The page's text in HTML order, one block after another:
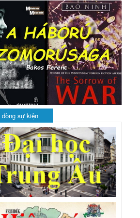
dòng sự kiện